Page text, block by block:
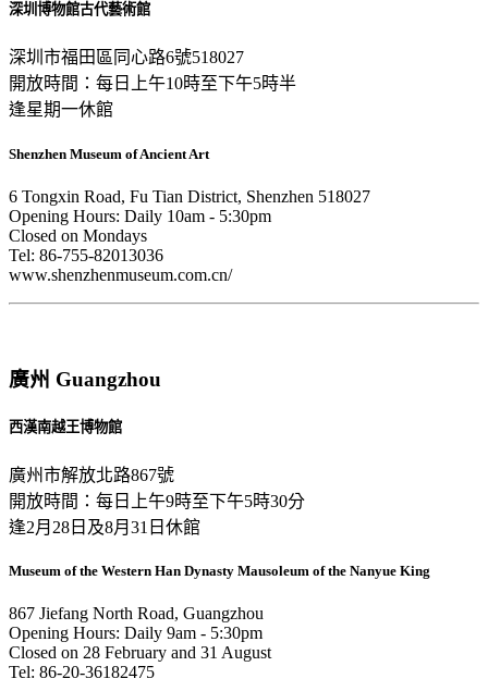
深圳博物館古代藝術館
深圳市福田區同心路6號518027
開放時間：每日上午10時至下午5時半
逢星期一休館
Shenzhen Museum of Ancient Art
6 Tongxin Road, Fu Tian District, Shenzhen 518027
Opening Hours: Daily 10am - 5:30pm
Closed on Mondays
Tel: 86-755-82013036
www.shenzhenmuseum.com.cn/
廣州 Guangzhou
西漢南越王博物館
廣州市解放北路867號
開放時間：每日上午9時至下午5時30分
逢2月28日及8月31日休館
Museum of the Western Han Dynasty Mausoleum of the Nanyue King
867 Jiefang North Road, Guangzhou
Opening Hours: Daily 9am - 5:30pm
Closed on 28 February and 31 August
Tel: 86-20-36182475